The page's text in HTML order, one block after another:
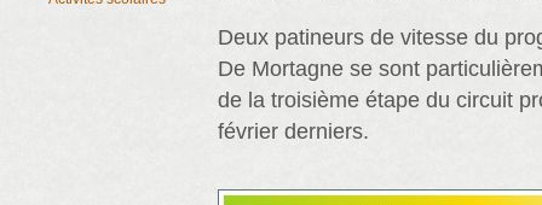
Deux patineurs de vitesse du
De Mortagne se sont
de la troisième étape du circuit
février derniers.